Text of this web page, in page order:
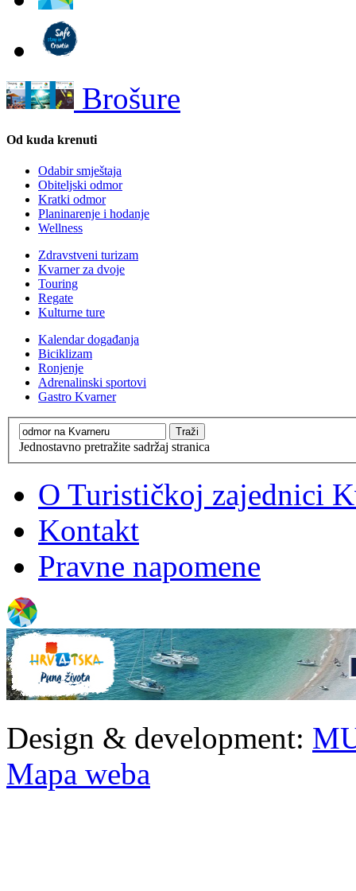
Brošure
Od kuda krenuti
Odabir smještaja
Obiteljski odmor
Kratki odmor
Planinarenje i hodanje
Wellness
Zdravstveni turizam
Kvarner za dvoje
Touring
Regate
Kulturne ture
Kalendar događanja
Biciklizam
Ronjenje
Adrenalinski sportovi
Gastro Kvarner
Jednostavno pretražite sadržaj stranica
O Turističkoj zajednici
Kontakt
Pravne napomene
Design & development:
Mapa weba